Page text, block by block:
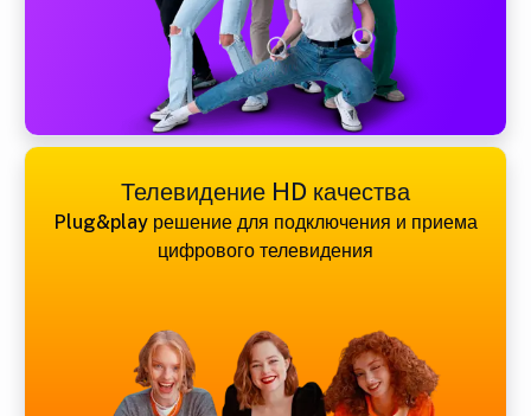
Телевидение HD качества
Plug&play решение для подключения и приема
цифрового телевидения